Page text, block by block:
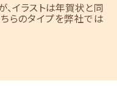
イラストは年賀状と同
らのタイプを弊社では